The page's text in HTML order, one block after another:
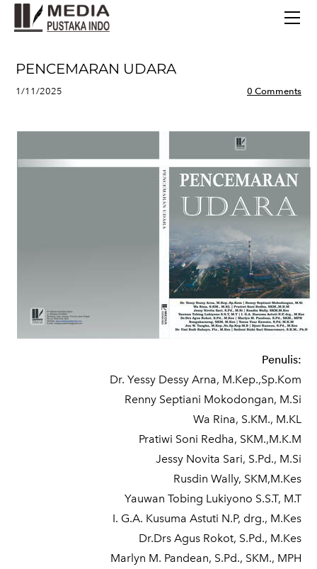
PENCEMARAN UDARA
1/11/2025 0 Comments
Penulis:
Dr. Yessy Dessy Arna, M.Kep.,Sp.Kom
Renny Septiani Mokodongan, M.Si
Wa Rina, S.KM., M.KL
Pratiwi Soni Redha, SKM.,M.K.M
Jessy Novita Sari, S.Pd., M.Si
Rusdin Wally, SKM,M.Kes
Yauwan Tobing Lukiyono S.S.T, M.T
I. G.A. Kusuma Astuti N.P, drg., M.Kes
Dr.Drs Agus Rokot, S.Pd., M.Kes
Marlyn M. Pandean, S.Pd., SKM., MPH